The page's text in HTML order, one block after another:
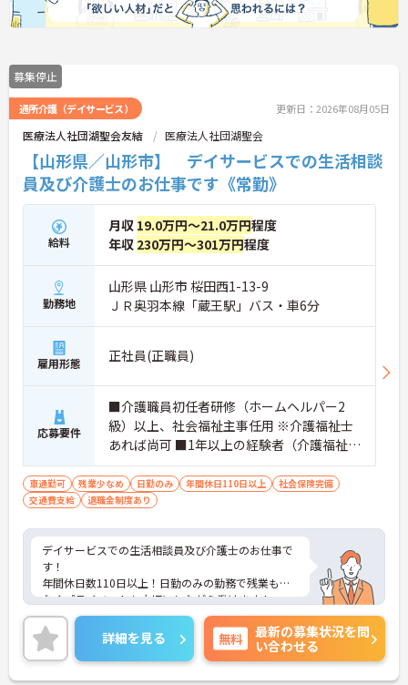
募集停止
通所介護（デイサービス） 更新日：2026年08月05日
医療法人社団湖聖会友結 医療法人社団湖聖会
【山形県／山形市】 デイサービスでの生活相談
員及び介護士のお仕事です《常勤》
給料
月収 19.0万円～21.0万円程度
年収 230万円～301万円程度
勤務地
山形県 山形市 桜田西1-13-9
ＪＲ奥羽本線「蔵王駅」バス・車6分
雇用形態 正社員(正職員)
応募要件
■介護職員初任者研修（ホームヘルパー2
級）以上、社会福祉主事任用 ※介護福祉士
あれば尚可 ■1年以上の経験者（介護福祉士
資格で応募の場合、経験3年以上） ■普通自
動車運転免許
車通勤可 残業少なめ 日勤のみ 年間休日110日以上
社会保険完備
交通費支給
退職金制度あり
デイサービスでの生活相談員及び介護士のお仕事で
す！
年間休日数110日以上！日勤のみの勤務で残業も少
なくプライベートも大切にしながら働けます！
ご興味ある方には、面接のポイントなど、さらに詳
細をお話致しますのでお気軽にご相談ください。
詳細を見る 無料
最新の募集状況を問
い合わせる